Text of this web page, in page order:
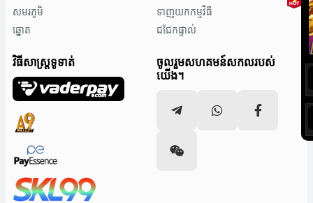
សមរភូមិ
ឆ្នោត
ទាញយកកម្មវិធី
ជជែកផ្ទាល់
វិធីសាស្រ្តទូទាត់
ចូលរួមសហគមន៍សកលរបស់
យើង។